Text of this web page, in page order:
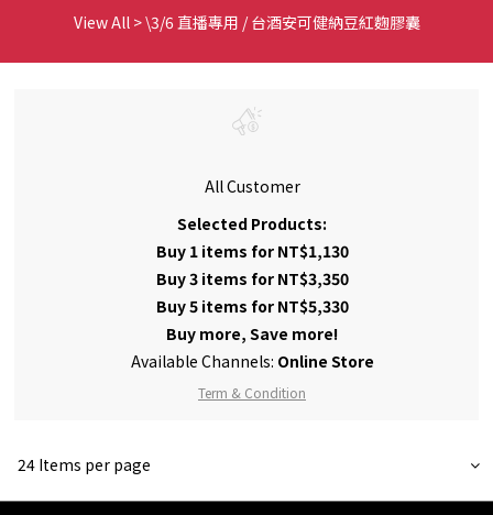
View All>\3/6 直播專用 / 台酒安可健納豆紅麴膠囊
All Customer
Selected Products:
Buy 1 items for NT$1,130
Buy 3 items for NT$3,350
Buy 5 items for NT$5,330
Buy more, Save more!
Available Channels: Online Store
Term & Condition
24 Items per page